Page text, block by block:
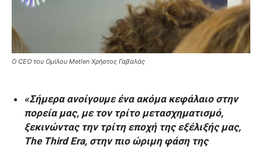
O CEO του Ομίλου Metlen Χρήστος Γαβαλάς
«Σήμερα ανοίγουμε ένα ακόμα κεφάλαιο στην
πορεία μας, με τον τρίτο μετασχηματισμό,
ξεκινώντας την τρίτη εποχή της εξέλιξής μας,
The Third Era, στην πιο ώριμη φάση της